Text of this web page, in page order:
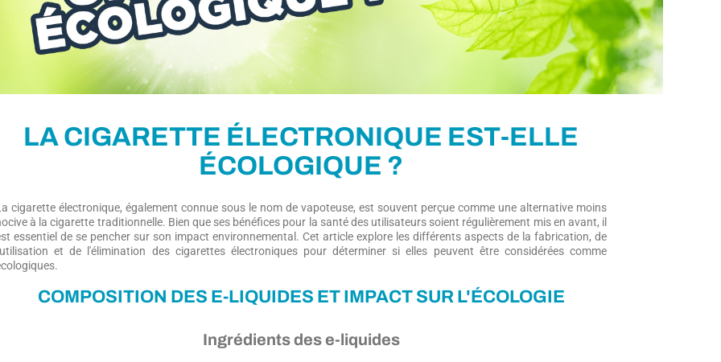
LA CIGARETTE ÉLECTRONIQUE EST-ELLE
ÉCOLOGIQUE ?
cigarette électronique, également connue sous le nom de vapoteuse, est souvent perçue comme une alternative moins
à la cigarette traditionnelle. Bien que ses bénéfices pour la santé des utilisateurs soient régulièrement mis en avant, il
essentiel de se pencher sur son impact environnemental. Cet article explore les différents aspects de la fabrication, de
et de l'élimination des cigarettes électroniques pour déterminer si elles peuvent être considérées comme
COMPOSITION DES E-LIQUIDES ET IMPACT SUR L'ÉCOLOGIE
Ingrédients des e-liquides